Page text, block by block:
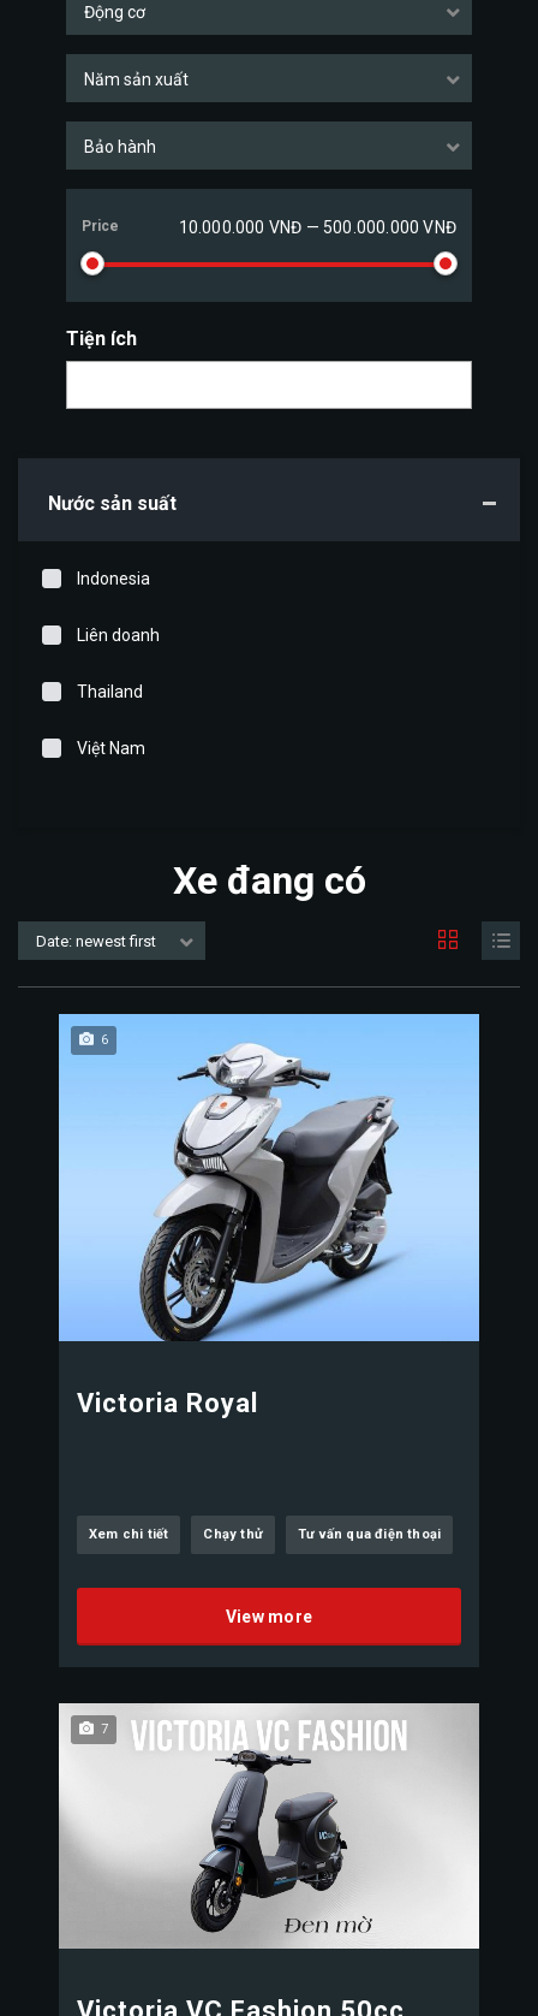
Động cơ
Năm sản xuất
Bảo hành
Price 10.000.000 VNĐ — 500.000.000 VNĐ
Tiện ích
Nước sản suất
Indonesia
Liên doanh
Thailand
Việt Nam
Xe đang có
Date: newest first
6
Victoria Royal
Xem chi tiết Chạy thử Tư vấn qua điện thoại
View more
7